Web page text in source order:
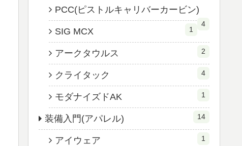
PCC(ピストルキャリバーカービン)
4
SIG MCX 1
アークタウルス 2
クライタック 4
モダナイズドAK 1
装備入門(アパレル) 14
アイウェア 1